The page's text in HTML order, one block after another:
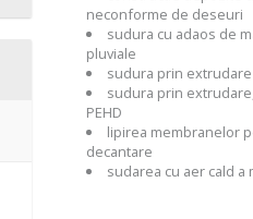
neconforme de deseuri
sudura cu adaos de
pluviale
sudura prin
sudura prin
PEHD
lipirea membranelor
decantare
sudarea cu aer cald